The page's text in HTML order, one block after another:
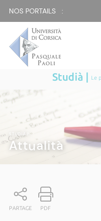
NOS PORTAILS :
Studià | Le
STUDIÀ
Attualità
PARTAGE PDF